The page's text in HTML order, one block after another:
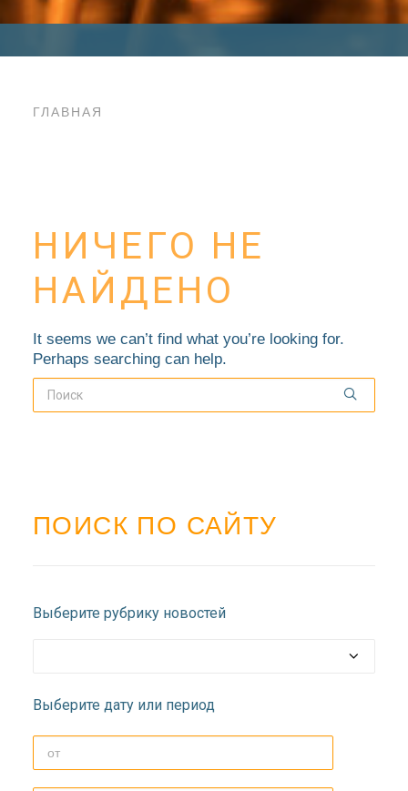
ДОЛГОПРУДНЕНСКОЕ
БЛАГОЧИНИЕ
ГЛАВНАЯ
НИЧЕГО НЕ
НАЙДЕНО
It seems we can’t find what you’re looking for.
Perhaps searching can help.
ПОИСК ПО САЙТУ
Выберите рубрику новостей
Выберите дату или период